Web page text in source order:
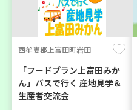
西牟婁郡上富田町岩田
「フードプラン上富田みか
ん」バスで行く 産地見学＆
生産者交流会